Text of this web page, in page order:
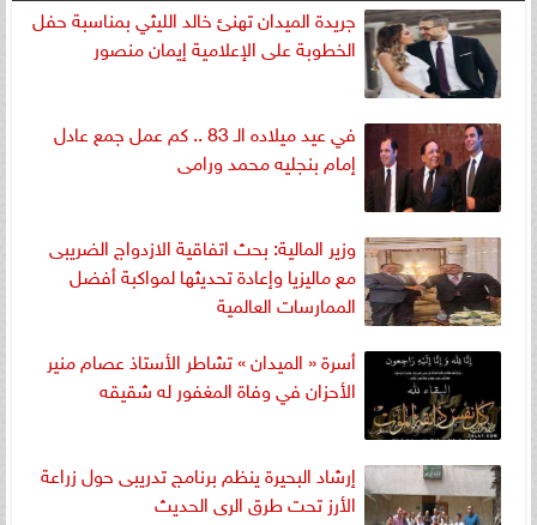
جريدة الميدان تهنئ خالد الليثي بمناسبة حفل
الخطوبة على الإعلامية إيمان منصور
في عيد ميلاده الـ 83 .. كم عمل جمع عادل
إمام بنجليه محمد ورامى
وزير المالية: بحث اتفاقية الازدواج الضريبى
مع ماليزيا وإعادة تحديثها لمواكبة أفضل
الممارسات العالمية
أسرة « الميدان » تشاطر الأستاذ عصام منير
الأحزان في وفاة المغفور له شقيقه
إرشاد البحيرة ينظم برنامج تدريبى حول زراعة
الأرز تحت طرق الرى الحديث